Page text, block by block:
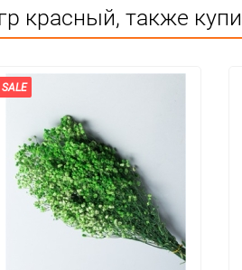
1метра от огня и влаги
красный, также
SALE